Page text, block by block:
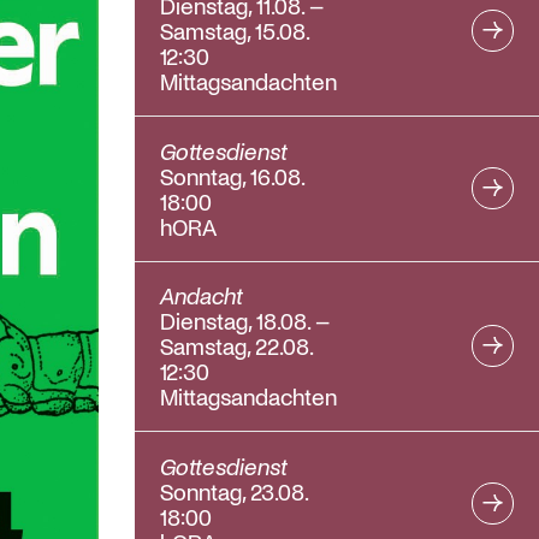
Samstag, 15.08.
12:30
Mittagsandachten
Gottesdienst
Sonntag, 16.08.
18:00
hORA
Andacht
Dienstag, 18.08. –
Samstag, 22.08.
12:30
Mittagsandachten
Gottesdienst
Sonntag, 23.08.
18:00